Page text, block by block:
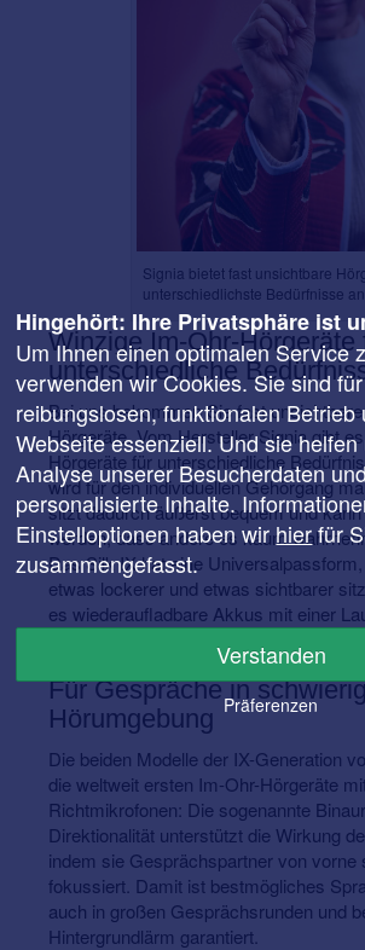
Signia bietet fast unsichtbare
unterschiedlichste Bedürfnisse an.
Winzige Im-Ohr-Hörgeräte
unterschiedliche
Bei uns bekommen Sie fast
Hörgeräte. Vom Hersteller Signia gibt
Hörgeräte für unterschiedliche
wird für den individuellen Gehörgang
sitzt dadurch äußerst bequem und
werden, dass andere es kaum
Das Silk IX hat eine
etwas lockerer und etwas sichtbarer
es wiederaufladbare Akkus mit einer
Für Gespräche in
Hörumgebung
Die beiden Modelle der IX-Generation
die weltweit ersten Im-Ohr-Hörgeräte
Richtmikrofonen: Die sogenannte
Direktionalität unterstützt die Wirkung
indem sie Gesprächspartner von vorne
fokussiert. Damit ist bestmögliches
auch in großen Gesprächsrunden und
Hintergrundlärm garantiert.
Hingehört: Ihre Privatsphäre ist
Um Ihnen einen optimalen Service
verwenden wir Cookies. Sie sind
reibungslosen, funktionalen Betrieb
Webseite essenziell. Und sie
Analyse unserer Besucherdaten
personalisierte Inhalte.
Einstelloptionen haben wirhierfür
zusammengefasst.
Verstanden
Präferenzen